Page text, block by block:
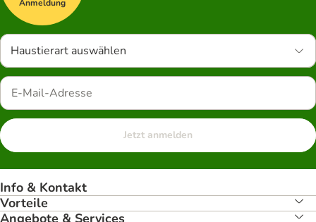
Anmeldung
Haustierart auswählen
Jetzt anmelden
Info & Kontakt
Vorteile
Angebote & Services